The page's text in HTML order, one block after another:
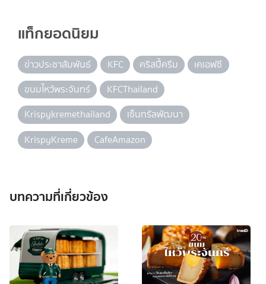
แท็กยอดนิยม
ข่าวประชาสัมพันธ์ KFC คริสปี้ครีม
เคเอฟซี
ขนมไหว้พระจันทร์
KFCThailand
Krispykremethailand
เซ็นทรัลพัฒนา
KrispyKreme
CafeAmazon
บทความที่เกี่ยวข้อง